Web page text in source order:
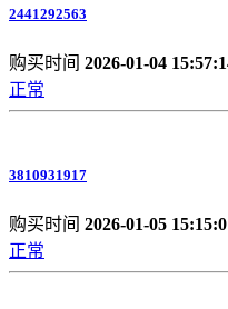
2441292563
购买时间 2026-01-04
正常
3810931917
购买时间 2026-01-05
正常